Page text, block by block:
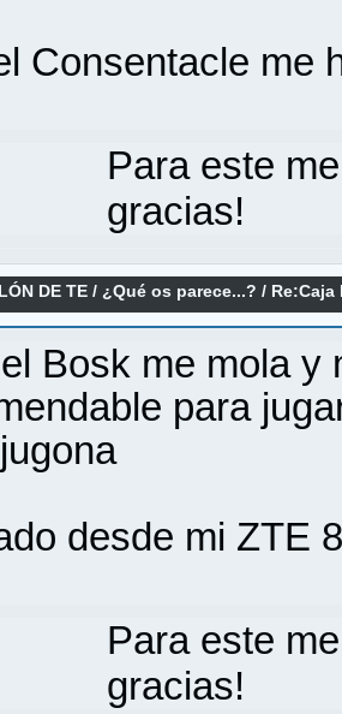
Consentacle me
Para este
gracias!
DE TE / ¿Qué os parece...? /
Bosk me mola y
para
desde mi ZTE
Para este
gracias!